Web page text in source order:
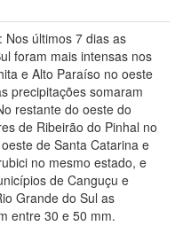
Nos últimos 7 dias as
foram mais intensas nos
e Alto Paraíso no oeste
precipitações somaram
restante do oeste do
de Ribeirão do Pinhal no
de Santa Catarina e
no mesmo estado, e
de Canguçu e
Grande do Sul as
entre 30 e 50 mm.